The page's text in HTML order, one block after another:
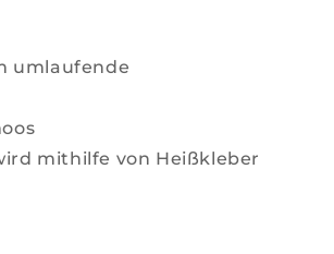
umlaufende
mithilfe von Heißkleber